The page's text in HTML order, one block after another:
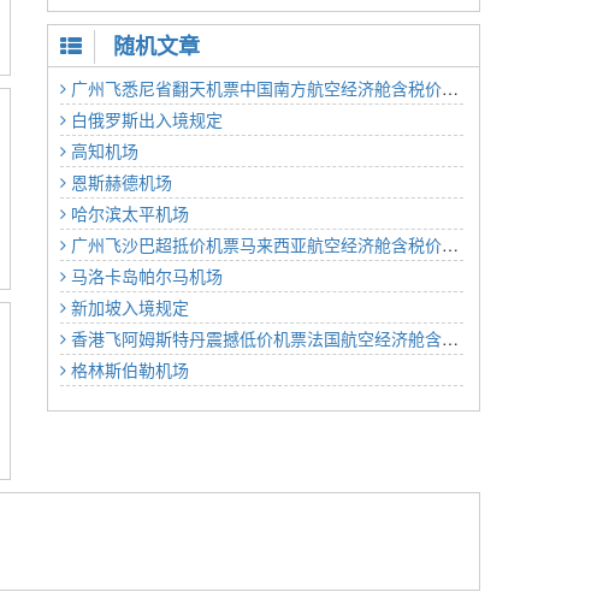
随机文章
广州飞悉尼省翻天机票中国南方航空经济舱含税价格7023元2023年01月08日
白俄罗斯出入境规定
高知机场
恩斯赫德机场
哈尔滨太平机场
广州飞沙巴超抵价机票马来西亚航空经济舱含税价格3182元2022年12月06日
马洛卡岛帕尔马机场
新加坡入境规定
香港飞阿姆斯特丹震撼低价机票法国航空经济舱含税价格3368元2022年12月10日
格林斯伯勒机场